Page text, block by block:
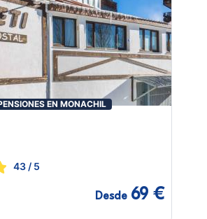
EN MONACHIL
43 / 5
Desde 69 €